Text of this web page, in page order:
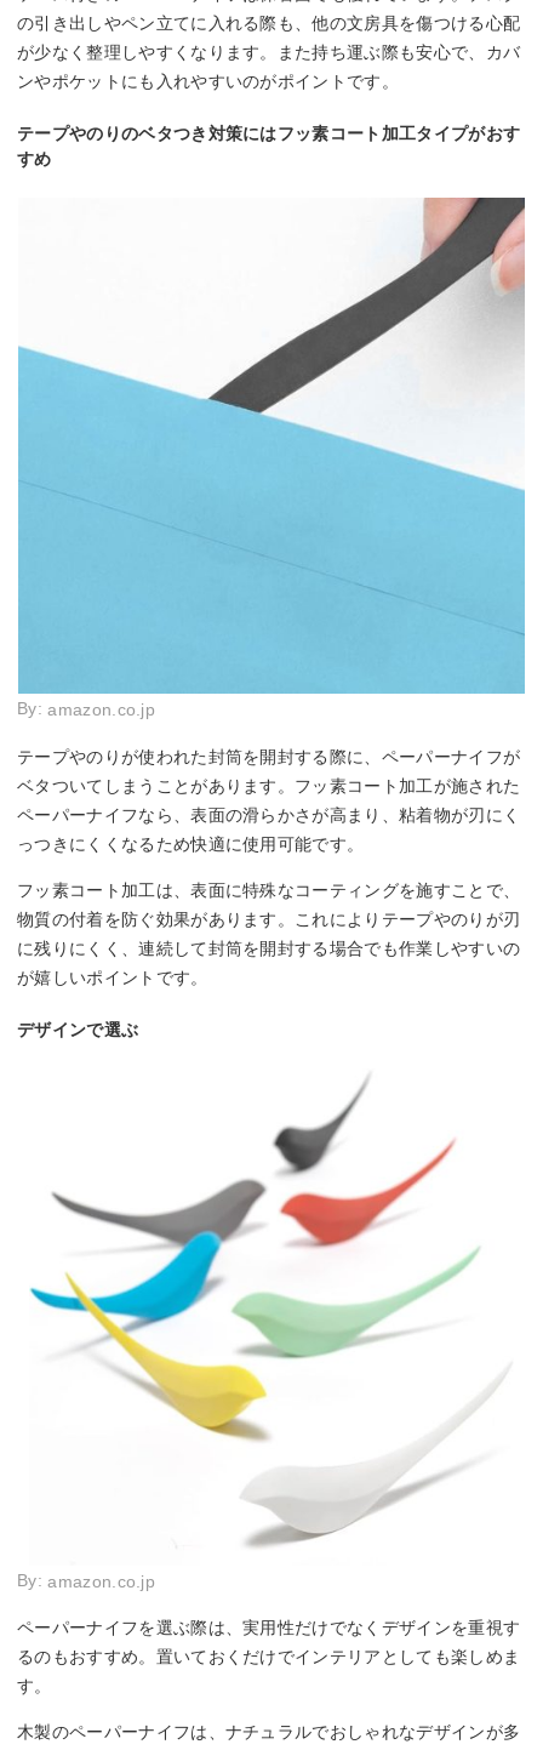
の引き出しやペン立てに入れる際も、他の文房具を傷つける心配
が少なく整理しやすくなります。また持ち運ぶ際も安心で、カバ
ンやポケットにも入れやすいのがポイントです。
テープやのりのベタつき対策にはフッ素コート加工タイプがおす
すめ
By:amazon.co.jp
テープやのりが使われた封筒を開封する際に、ペーパーナイフが
ベタついてしまうことがあります。フッ素コート加工が施された
ペーパーナイフなら、表面の滑らかさが高まり、粘着物が刃にく
っつきにくくなるため快適に使用可能です。
フッ素コート加工は、表面に特殊なコーティングを施すことで、
物質の付着を防ぐ効果があります。これによりテープやのりが刃
に残りにくく、連続して封筒を開封する場合でも作業しやすいの
が嬉しいポイントです。
デザインで選ぶ
By:amazon.co.jp
ペーパーナイフを選ぶ際は、実用性だけでなくデザインを重視す
るのもおすすめ。置いておくだけでインテリアとしても楽しめま
す。
木製のペーパーナイフは、ナチュラルでおしゃれなデザインが多